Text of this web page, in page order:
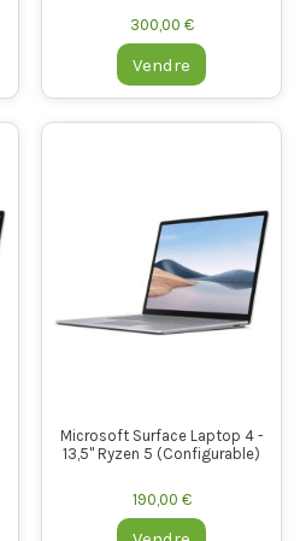
300,00 €
Vendre
Microsoft Surface Laptop 4 -
13,5" Ryzen 5 (Configurable)
190,00 €